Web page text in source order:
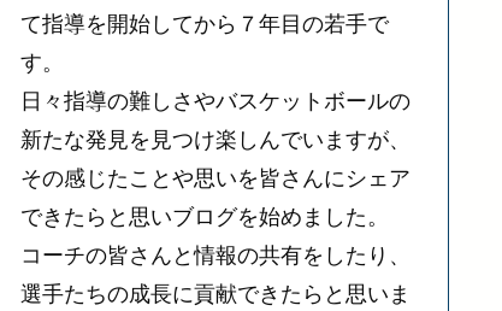
て指導を開始してから７年目の若手で
す。
日々指導の難しさやバスケットボールの
新たな発見を見つけ楽しんでいますが、
その感じたことや思いを皆さんにシェア
できたらと思いブログを始めました。
コーチの皆さんと情報の共有をしたり、
選手たちの成長に貢献できたらと思いま